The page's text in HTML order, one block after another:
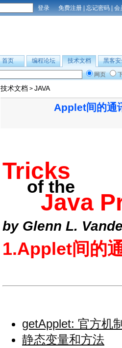
免费注册 | 忘记密码 | 会
首页 编程论坛 技术文档
黑客安
网页
技术文档 > JAVA
Applet间的通
Tricks
of the
Java
by Glenn L.
1.Applet间的
getApplet: 官方机
静态变量和方法